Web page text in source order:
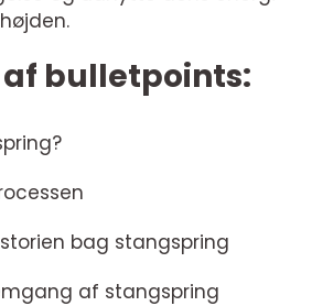
bulletpoints:
bag stangspring
af stangspring